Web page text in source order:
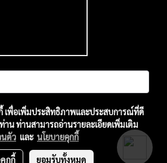
เพื่อเพิ่มประสิทธิภาพและประสบการณ์ที่ดี
าน ท่านสามารถอ่านรายละเอียดเพิ่มเติม
นตัว และ นโยบายคุกกี้
กกี้ ยอมรับทั้งหมด